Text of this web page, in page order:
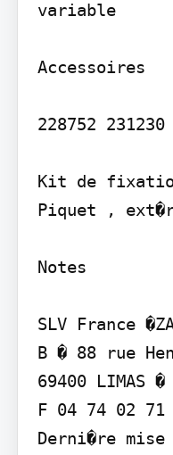
variable
Accessoires
228752 231230
Kit de
Piquet ,
Notes
SLV France
B � 88 rue
69400 LIMAS
F 04 74 02
Derni�re